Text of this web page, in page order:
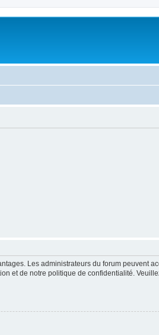
Les administrateurs du forum peuvent
et de notre politique de confidentialité.